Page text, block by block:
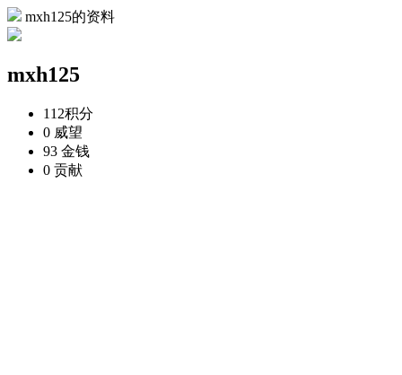
mxh125的资料
mxh125
112积分
0 威望
93 金钱
0 贡献